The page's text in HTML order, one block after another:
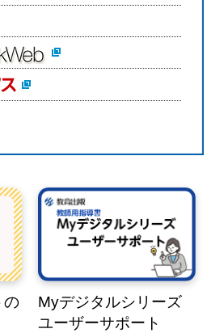
の
Myデジタルシリーズ
ユーザーサポート